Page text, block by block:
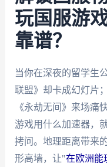
玩国服游
靠谱？
当你在深夜的留学生
联盟》却卡成幻灯片
《永劫无间》来场
游戏用什么加速器，
拷问。地理距离带来
形高墙，让"在欧洲能